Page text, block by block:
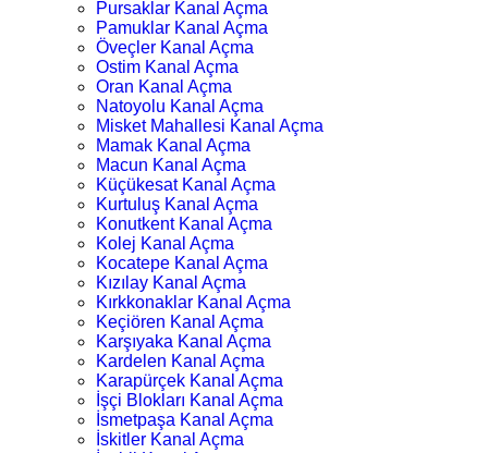
Pursaklar Kanal Açma
Pamuklar Kanal Açma
Öveçler Kanal Açma
Ostim Kanal Açma
Oran Kanal Açma
Natoyolu Kanal Açma
Misket Mahallesi Kanal Açma
Mamak Kanal Açma
Macun Kanal Açma
Küçükesat Kanal Açma
Kurtuluş Kanal Açma
Konutkent Kanal Açma
Kolej Kanal Açma
Kocatepe Kanal Açma
Kızılay Kanal Açma
Kırkkonaklar Kanal Açma
Keçiören Kanal Açma
Karşıyaka Kanal Açma
Kardelen Kanal Açma
Karapürçek Kanal Açma
İşçi Blokları Kanal Açma
İsmetpaşa Kanal Açma
İskitler Kanal Açma